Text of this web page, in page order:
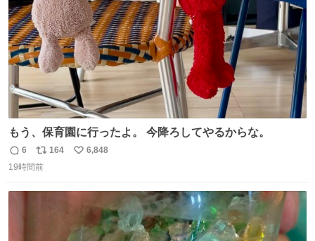
もう、保育園に行ったよ。 今降ろしてやるからな。
返
信
6
リ
ポ
164
い
6,848
19時間前